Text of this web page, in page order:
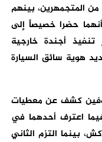
المتجمهرين، بينهم
حضرا خصيصاً إلى
أجندة خارجية
هوية سائق السيارة
كشف عن معطيات
اعترف أحدهما في
بينما التزم الثاني